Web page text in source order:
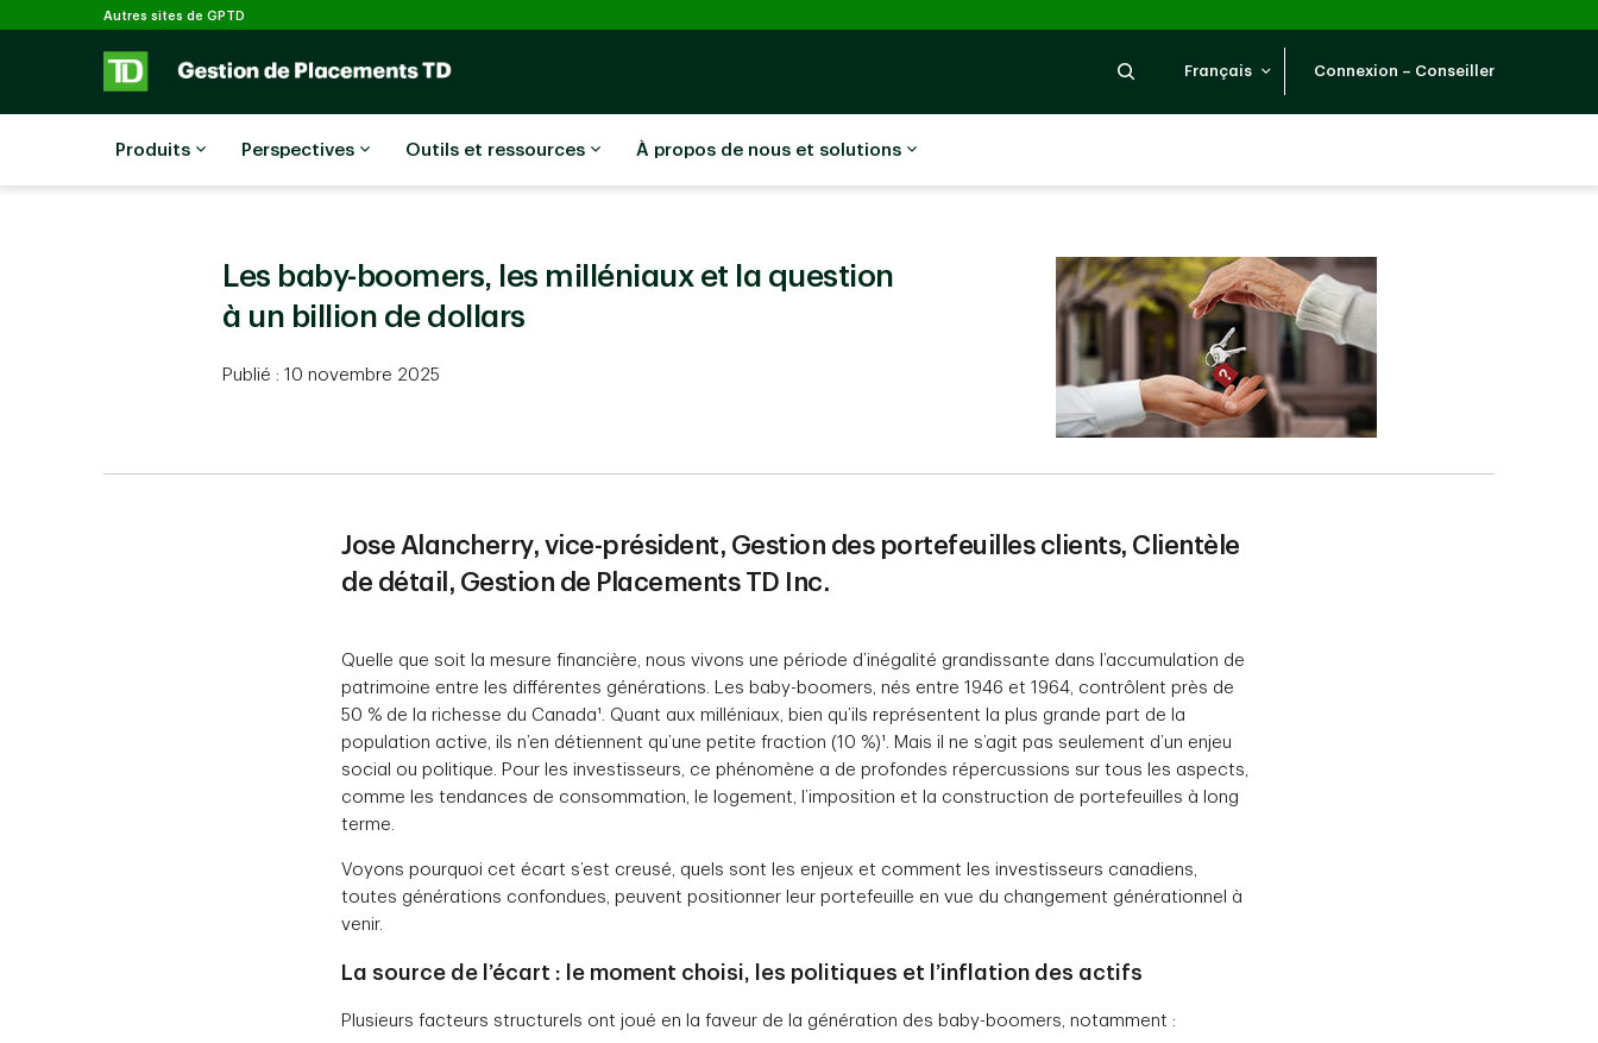
Passer au contenu principal
Autres sites de GPTD
Recherche
Français Connexion – Conseiller
Produits Perspectives Outils et ressources À propos de nous et solutions
Les baby-boomers, les milléniaux et la question
à un billion de dollars
Publié : 10 novembre 2025
Jose Alancherry, vice-président, Gestion des portefeuilles clients, Clientèle
de détail, Gestion de Placements TD Inc.
Quelle que soit la mesure financière, nous vivons une période d’inégalité grandissante dans l’accumulation de
patrimoine entre les différentes générations. Les baby-boomers, nés entre 1946 et 1964, contrôlent près de
50 % de la richesse du Canada¹. Quant aux milléniaux, bien qu’ils représentent la plus grande part de la
population active, ils n’en détiennent qu’une petite fraction (10 %)¹. Mais il ne s’agit pas seulement d’un enjeu
social ou politique. Pour les investisseurs, ce phénomène a de profondes répercussions sur tous les aspects,
comme les tendances de consommation, le logement, l’imposition et la construction de portefeuilles à long
terme.
Voyons pourquoi cet écart s’est creusé, quels sont les enjeux et comment les investisseurs canadiens,
toutes générations confondues, peuvent positionner leur portefeuille en vue du changement générationnel à
venir.
La source de l’écart : le moment choisi, les politiques et l’inflation des actifs
Plusieurs facteurs structurels ont joué en la faveur de la génération des baby-boomers, notamment :